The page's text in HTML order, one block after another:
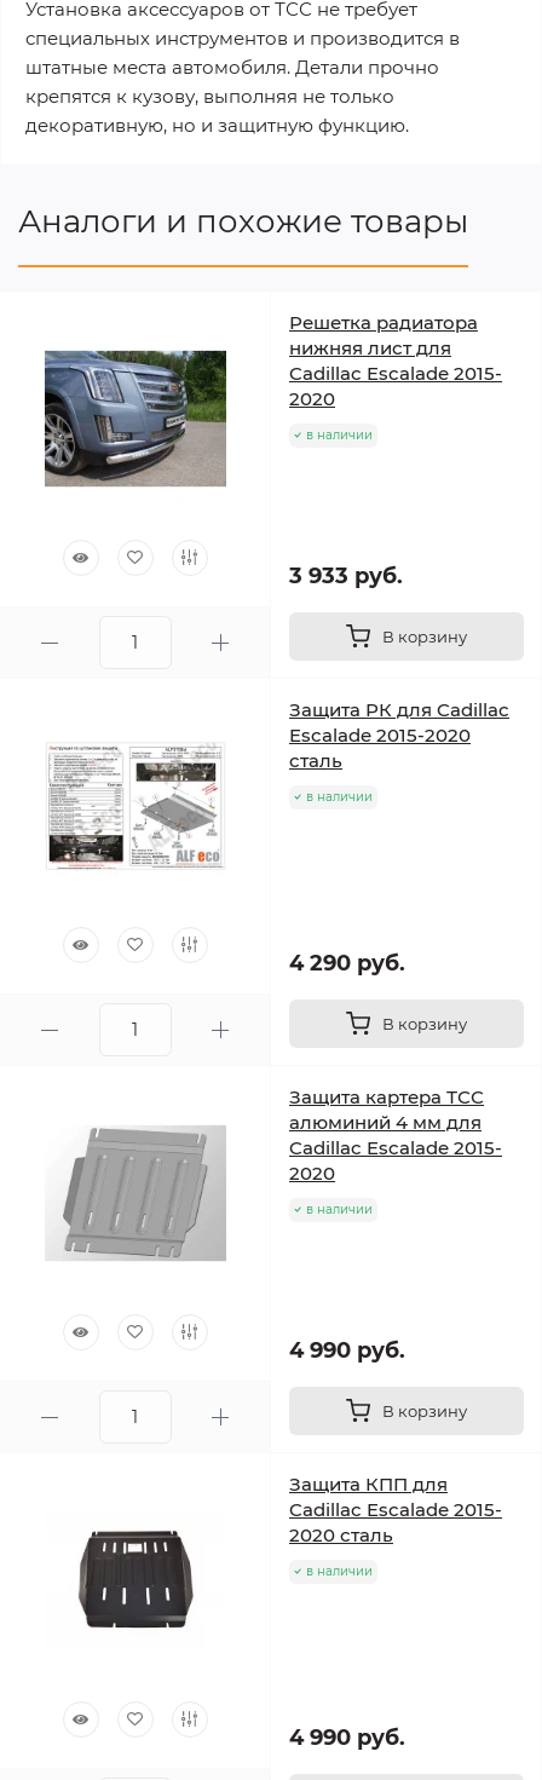
Установка аксессуаров от ТСС не требует
специальных инструментов и производится в
штатные места автомобиля. Детали прочно
крепятся к кузову, выполняя не только
декоративную, но и защитную функцию.
Аналоги и похожие товары
Решетка радиатора
нижняя лист для
Cadillac Escalade 2015-
2020
в наличии
3 933 руб.
В корзину
Защита РК для Cadillac
Escalade 2015-2020
сталь
в наличии
4 290 руб.
В корзину
Защита картера ТСС
алюминий 4 мм для
Cadillac Escalade 2015-
2020
в наличии
4 990 руб.
В корзину
Защита КПП для
Cadillac Escalade 2015-
2020 сталь
в наличии
4 990 руб.